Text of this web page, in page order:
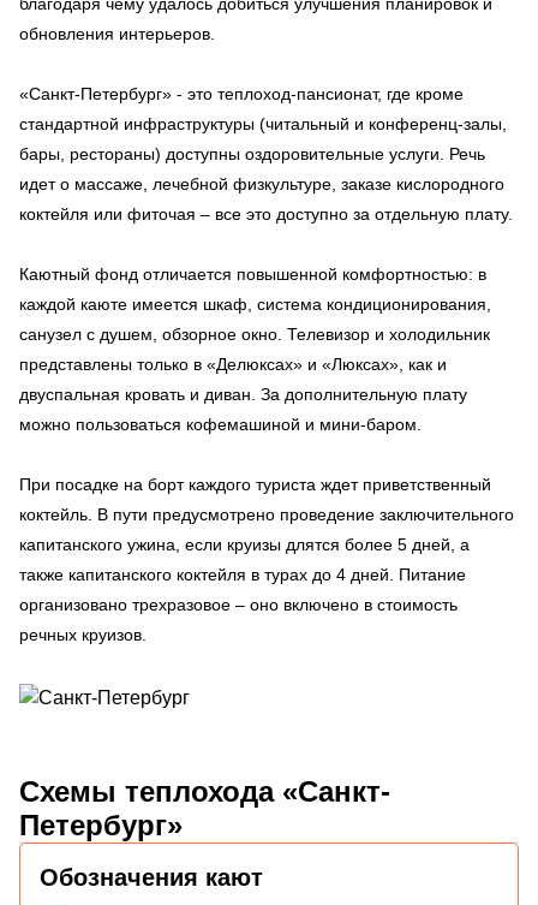
обновления интерьеров.
«Санкт-Петербург» - это теплоход-пансионат, где кроме
стандартной инфраструктуры (читальный и конференц-залы,
бары, рестораны) доступны оздоровительные услуги. Речь
идет о массаже, лечебной физкультуре, заказе кислородного
коктейля или фиточая – все это доступно за отдельную плату.
Каютный фонд отличается повышенной комфортностью: в
каждой каюте имеется шкаф, система кондиционирования,
санузел с душем, обзорное окно. Телевизор и холодильник
представлены только в «Делюксах» и «Люксах», как и
двуспальная кровать и диван. За дополнительную плату
можно пользоваться кофемашиной и мини-баром.
При посадке на борт каждого туриста ждет приветственный
коктейль. В пути предусмотрено проведение заключительного
капитанского ужина, если круизы длятся более 5 дней, а
также капитанского коктейля в турах до 4 дней. Питание
организовано трехразовое – оно включено в стоимость
речных круизов.
Схемы теплохода «Санкт-
Петербург»
Обозначения кают